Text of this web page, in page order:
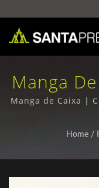
Manga
Papel
Em
Manga de Caixa |
ondulado -
Home /